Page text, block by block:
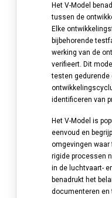
Het V-Model
tussen de
Elke
bijbehorende
werking van de
verifieert. Dit
testen gedurende
identificeren van
Het V-Model is
eenvoud en
omgevingen
rigide processen
in de luchtvaart-
benadrukt het
documenteren en